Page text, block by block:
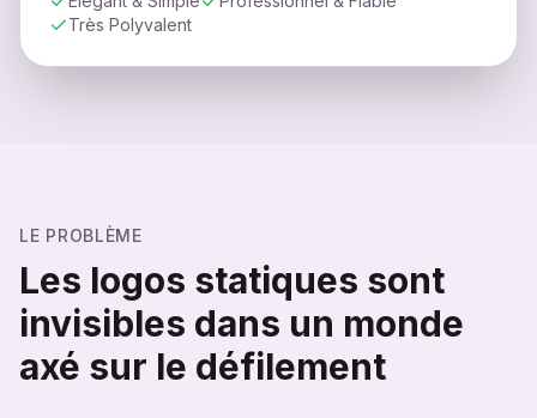
Très Polyvalent
LE PROBLÈME
Les logos statiques sont
invisibles dans un monde
axé sur le défilement